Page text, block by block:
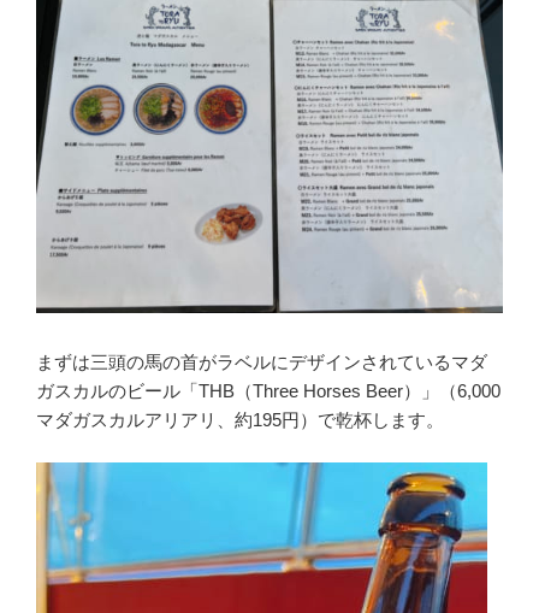
まずは三頭の馬の首がラベルにデザインされているマダ
ガスカルのビール「THB（Three Horses Beer）」（6,000
マダガスカルアリアリ、約195円）で乾杯します。